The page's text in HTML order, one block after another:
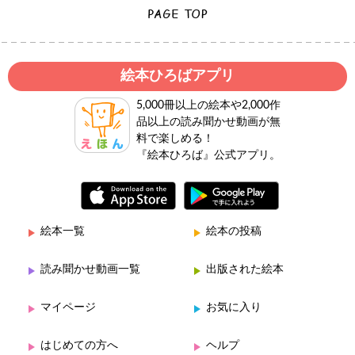
絵本ひろばアプリ
5,000冊以上の絵本や2,000作
品以上の読み聞かせ動画が無
料で楽しめる！
『絵本ひろば』公式アプリ。
絵本一覧 絵本の投稿
読み聞かせ動画一覧 出版された絵本
マイページ お気に入り
はじめての方へ ヘルプ